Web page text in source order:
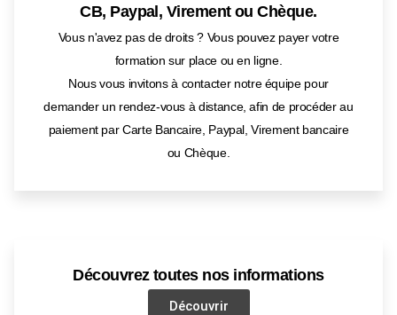
CB, Paypal, Virement ou Chèque.
Vous n'avez pas de droits ? Vous pouvez payer votre
formation sur place ou en ligne.
Nous vous invitons à contacter notre équipe pour
demander un rendez-vous à distance, afin de procéder au
paiement par Carte Bancaire, Paypal, Virement bancaire
ou Chèque.
Découvrez toutes nos informations
Découvrir